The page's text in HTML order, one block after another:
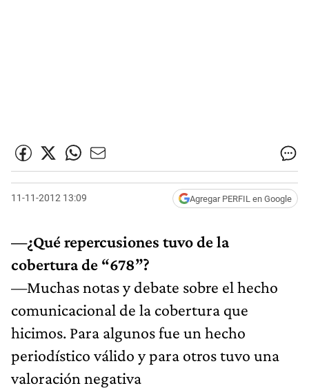
11-11-2012 13:09 Agregar PERFIL en Google
—¿Qué repercusiones tuvo de la
cobertura de “678”?
—Muchas notas y debate sobre el hecho
comunicacional de la cobertura que
hicimos. Para algunos fue un hecho
periodístico válido y para otros tuvo una
valoración negativa